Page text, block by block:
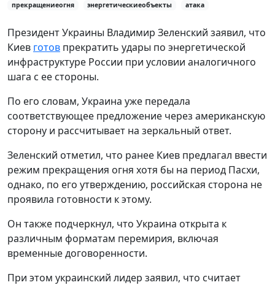
прекращениеогня
энергетическиеобъекты атака
Президент Украины Владимир Зеленский заявил, что
Киев готов прекратить удары по энергетической
инфраструктуре России при условии аналогичного
шага с ее стороны.
По его словам, Украина уже передала
соответствующее предложение через американскую
сторону и рассчитывает на зеркальный ответ.
Зеленский отметил, что ранее Киев предлагал ввести
режим прекращения огня хотя бы на период Пасхи,
однако, по его утверждению, российская сторона не
проявила готовности к этому.
Он также подчеркнул, что Украина открыта к
различным форматам перемирия, включая
временные договоренности.
При этом украинский лидер заявил, что считает